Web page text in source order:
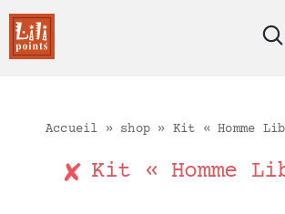
Skip
to
content
Les fiches
Accueil » shop » Kit « Homme
Kit « Homme